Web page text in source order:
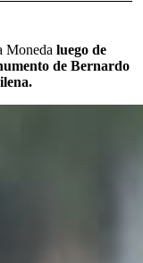
Moneda luego de
de Bernardo